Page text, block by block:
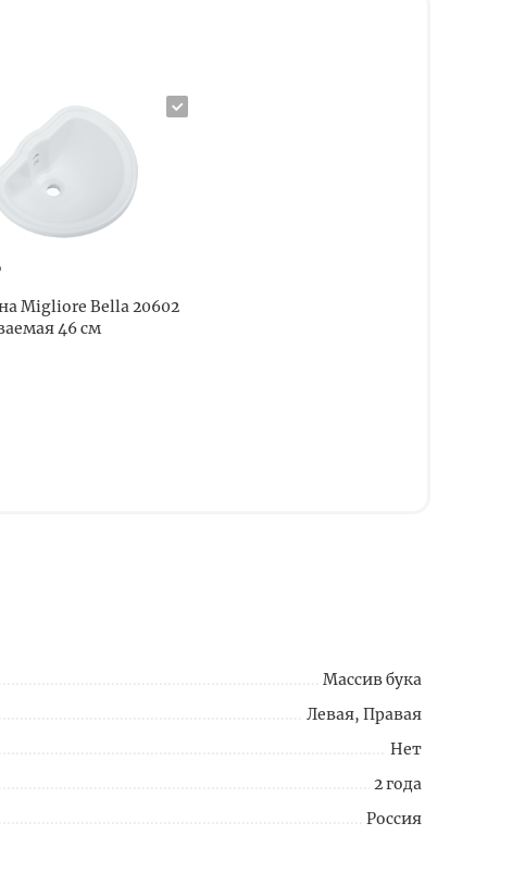
Migliore Bella 20602
46 см
Массив бука
Левая, Правая
Нет
2 года
Россия